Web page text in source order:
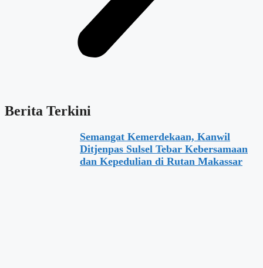
Berita Terkini
Semangat Kemerdekaan, Kanwil
Ditjenpas Sulsel Tebar Kebersamaan
dan Kepedulian di Rutan Makassar